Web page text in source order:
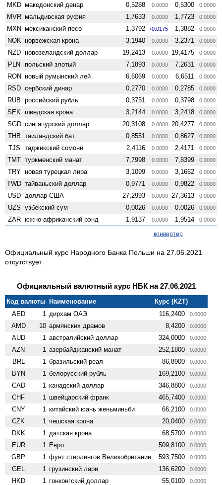
MKD македонский денар 0,5288 0.0000 0,5300 0.0000
MVR мальдивская руфия 1,7633 0.0000 1,7723 0.0000
MXN мексиканский песо 1,3792 +0.0175 1,3882 0.0000
NOK норвежская крона 3,1940 0.0000 3,2371 0.0000
NZD ново­зеландский доллар 19,2413 0.0000 19,4175 0.0000
PLN польский злотый 7,1893 0.0000 7,2631 0.0000
RON новый румынский лей 6,6069 0.0000 6,6511 0.0000
RSD сербский динар 0,2770 0.0000 0,2785 0.0000
RUB российский рубль 0,3751 0.0000 0,3798 0.0000
SEK шведская крона 3,2144 0.0000 3,2418 0.0000
SGD сингапурский доллар 20,3108 0.0000 20,4277 0.0000
THB таиландский бат 0,8551 0.0000 0,8627 0.0000
TJS таджикский сомони 2,4116 0.0000 2,4171 0.0000
TMT туркменский манат 7,7998 0.0000 7,8399 0.0000
TRY новая турецкая лира 3,1099 0.0000 3,1662 0.0000
TWD тайваньский доллар 0,9771 0.0000 0,9822 0.0000
USD доллар США 27,2993 0.0000 27,3613 0.0000
UZS узбекский сум 0,0026 0.0000 0,0026 0.0000
ZAR южно-африканский рэнд 1,9137 0.0000 1,9514 0.0000
конвертер
Официальный курс Народного Банка Польши на 27.06.2021
отсутствует
Официальный валютный курс НБК на 27.06.2021
Код валюты Наименование
Курс (KZT)
AED
1 дирхам ОАЭ 116,2400 0.0000
AMD 10 армянских драмов 8,4200 0.0000
AUD 1 австралийский доллар 324,0000 0.0000
AZN 1 азербайджанский манат 252,1800 0.0000
BRL 1 бразильский реал 86,8900 0.0000
BYN 1 белорусский рубль 169,2100 0.0000
CAD 1 канадский доллар 346,8800 0.0000
CHF 1 швейцарский франк 465,7400 0.0000
CNY 1 китайский юань женьминьби 66,2100 0.0000
CZK 1 чешская крона 20,0400 0.0000
DKK 1 датская крона 68,5700 0.0000
EUR 1 Евро 509,8100 0.0000
GBP 1 фунт стерлингов Велико­британии 593,7500 0.0000
GEL 1 грузинский лари 136,6200 0.0000
HKD 1 гонконгский доллар 55,0100 0.0000